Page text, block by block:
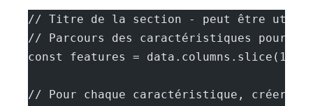
// Titre de la section - peut être
// Parcours des caractéristiques pour
const features = data.columns.slice(1);
// Pour chaque caractéristique, créer